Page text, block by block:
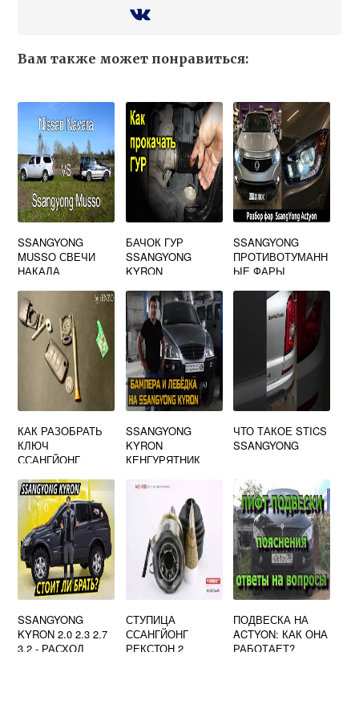
Вам также может понравиться:
SSANGYONG
MUSSO СВЕЧИ
НАКАЛА
БАЧОК ГУР
SSANGYONG
KYRON
SSANGYONG
ПРОТИВОТУМАНН
ЫЕ ФАРЫ
КАК РАЗОБРАТЬ
КЛЮЧ
ССАНГЙОНГ
SSANGYONG
KYRON
КЕНГУРЯТНИК
ЧТО ТАКОЕ STICS
SSANGYONG
SSANGYONG
KYRON 2.0 2.3 2.7
3.2 - РАСХОД
СТУПИЦА
ССАНГЙОНГ
РЕКСТОН 2
ПОДВЕСКА НА
ACTYON: КАК ОНА
РАБОТАЕТ?